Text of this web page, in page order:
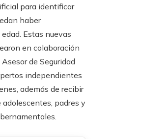
para identificar
haber
Estas nuevas
en colaboración
de Seguridad
independientes
además de recibir
padres y